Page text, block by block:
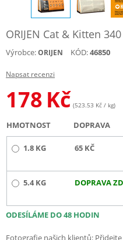
ORIJEN Cat & Kitten
Výrobce:ORIJEN KÓD:46850
Napsat recenzi
178 Kč (523.53 Kč / kg)
HMOTNOST DOPRAVA
1.8 KG 65 KČ
5.4 KG DOPRAVA
ODESÍLÁME DO 48 HODIN
Fotografie našich klientů: